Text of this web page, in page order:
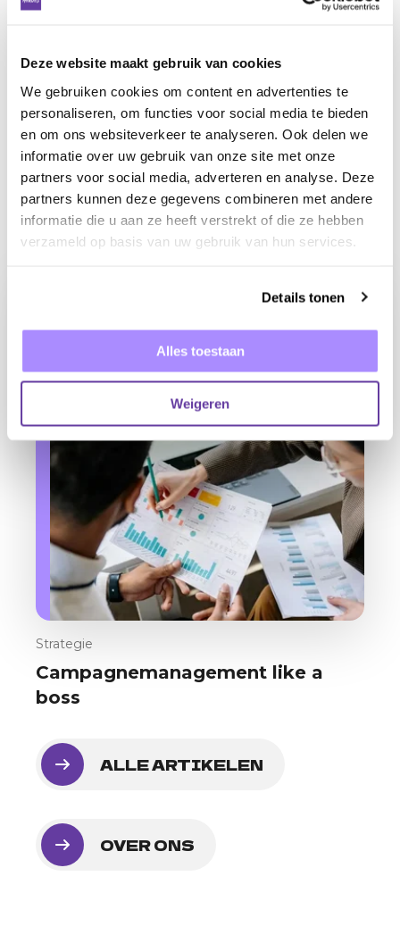
Deze website maakt gebruik van cookies
We gebruiken cookies om content en advertenties te
personaliseren, om functies voor social media te bieden
en om ons websiteverkeer te analyseren. Ook delen we
informatie over uw gebruik van onze site met onze
partners voor social media, adverteren en analyse. Deze
partners kunnen deze gegevens combineren met andere
informatie die u aan ze heeft verstrekt of die ze hebben
verzameld op basis van uw gebruik van hun services.
Details tonen
Alles toestaan
Weigeren
succesvol campagnemanagement
WAT IK HEB GEDAAN
Strategie
Campagnemanagement like a
boss
ALLE ARTIKELEN
OVER ONS